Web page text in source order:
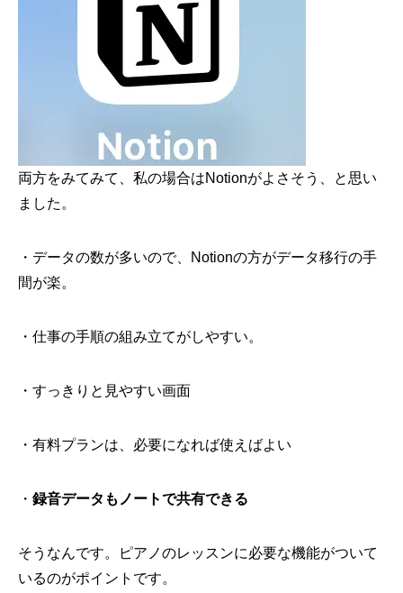
両方をみてみて、私の場合はNotionがよさそう、と思い
ました。
・データの数が多いので、Notionの方がデータ移行の手
間が楽。
・仕事の手順の組み立てがしやすい。
・すっきりと見やすい画面
・有料プランは、必要になれば使えばよい
・ 録音データもノートで共有できる
そうなんです。ピアノのレッスンに必要な機能がついて
いるのがポイントです。